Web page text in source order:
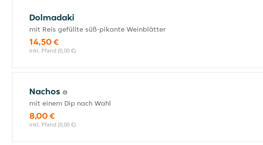
Dolmadaki
mit Reis gefüllte süß-pikante Weinblätter
14,50 €
inkl. Pfand (0,00 €)
Nachos
mit einem Dip nach Wahl
8,00 €
inkl. Pfand (0,00 €)